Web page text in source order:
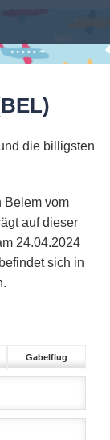
die billigsten
Belem vom
auf dieser
24.04.2024
sich in
Gabelflug